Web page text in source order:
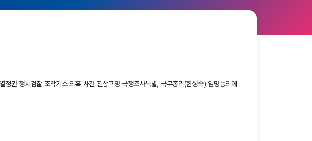
권 정치검찰 조작기소 의혹 사건 진상규명 국정조사특별, 국무총리(한성숙) 임명동의에